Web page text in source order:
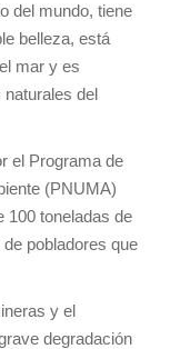
del mundo, tiene
belleza, está
mar y es
del
el Programa de
(PNUMA)
100 toneladas de
pobladores que
y el
degradación